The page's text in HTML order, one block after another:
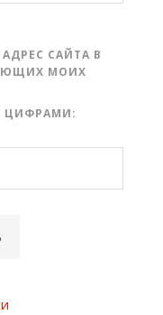
САЙТА В
МОИХ
ЦИФРАМИ: